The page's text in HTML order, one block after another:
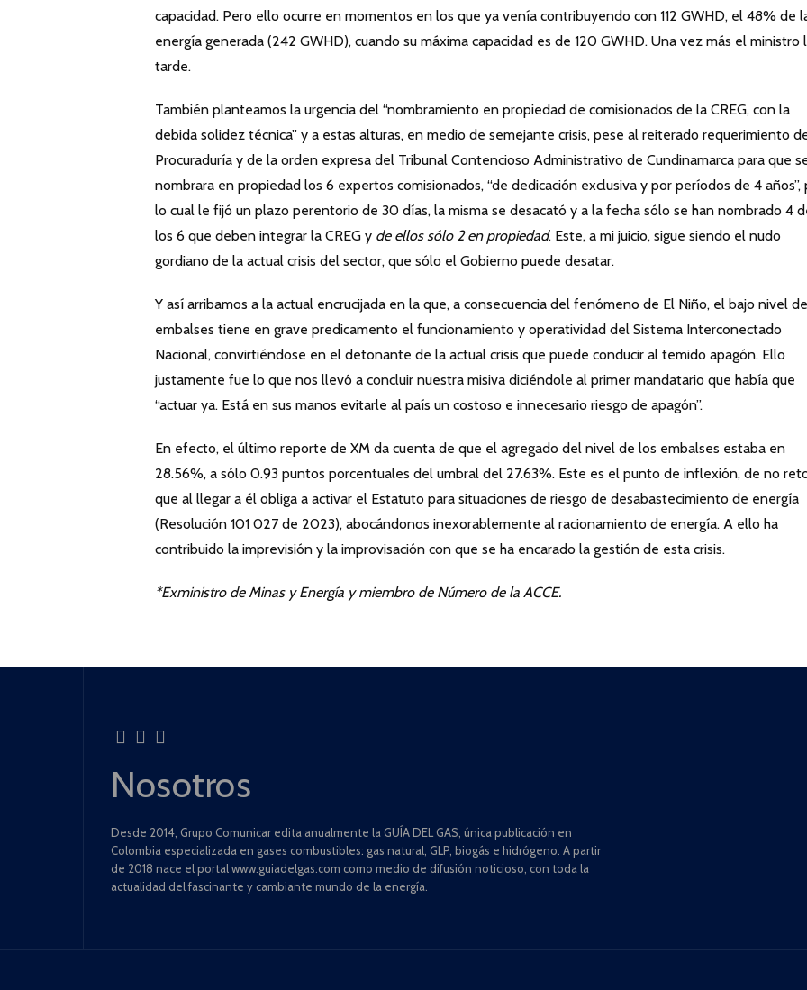
capacidad. Pero ello ocurre en momentos en los que ya venía contribuyendo con 112 GWHD, el 48% de
energía generada (242 GWHD), cuando su máxima capacidad es de 120 GWHD. Una vez más el ministro
tarde.
También planteamos la urgencia del “nombramiento en propiedad de comisionados de la CREG, con la
debida solidez técnica” y a estas alturas, en medio de semejante crisis, pese al reiterado requerimiento
Procuraduría y de la orden expresa del Tribunal Contencioso Administrativo de Cundinamarca para que
nombrara en propiedad los 6 expertos comisionados, “de dedicación exclusiva y por períodos de 4 años”,
lo cual le fijó un plazo perentorio de 30 días, la misma se desacató y a la fecha sólo se han nombrado 4
los 6 que deben integrar la CREG y de ellos sólo 2 en propiedad. Este, a mi juicio, sigue siendo el nudo
gordiano de la actual crisis del sector, que sólo el Gobierno puede desatar.
Y así arribamos a la actual encrucijada en la que, a consecuencia del fenómeno de El Niño, el bajo nivel
embalses tiene en grave predicamento el funcionamiento y operatividad del Sistema Interconectado
Nacional, convirtiéndose en el detonante de la actual crisis que puede conducir al temido apagón. Ello
justamente fue lo que nos llevó a concluir nuestra misiva diciéndole al primer mandatario que había que
“actuar ya. Está en sus manos evitarle al país un costoso e innecesario riesgo de apagón”.
En efecto, el último reporte de XM da cuenta de que el agregado del nivel de los embalses estaba en
28.56%, a sólo 0.93 puntos porcentuales del umbral del 27.63%. Este es el punto de inflexión, de no
que al llegar a él obliga a activar el Estatuto para situaciones de riesgo de desabastecimiento de energía
(Resolución 101 027 de 2023), abocándonos inexorablemente al racionamiento de energía. A ello ha
contribuido la imprevisión y la improvisación con que se ha encarado la gestión de esta crisis.
*Exministro de Minas y Energía y miembro de Número de la ACCE.
Nosotros
Desde 2014, Grupo Comunicar edita anualmente la GUÍA DEL GAS, única publicación en
Colombia especializada en gases combustibles: gas natural, GLP, biogás e hidrógeno. A partir
de 2018 nace el portal www.guiadelgas.com como medio de difusión noticioso, con toda la
actualidad del fascinante y cambiante mundo de la energía.